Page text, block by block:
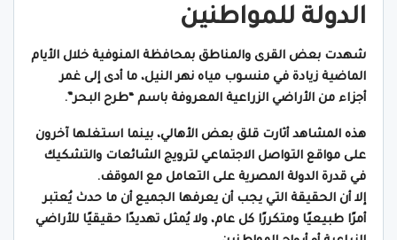
الدولة للمواطنين
شهدت بعض القرى والمناطق بمحافظة المنوفية خلال الأيام
الماضية زيادة في منسوب مياه نهر النيل، ما أدى إلى غمر
أجزاء من الأراضي الزراعية المعروفة باسم “طرح البحر”.
هذه المشاهد أثارت قلق بعض الأهالي، بينما استغلها آخرون
على مواقع التواصل الاجتماعي لترويج الشائعات والتشكيك
في قدرة الدولة المصرية على التعامل مع الموقف.
إلا أن الحقيقة التي يجب أن يعرفها الجميع أن ما حدث يُعتبر
أمرًا طبيعيًا ومتكررًا كل عام، ولا يُمثل تهديدًا حقيقيًا للأراضي